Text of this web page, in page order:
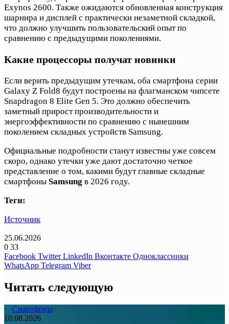
Exynos 2600. Также ожидаются обновленная конструкция
шарнира и дисплей с практически незаметной складкой,
что должно улучшить пользовательский опыт по
сравнению с предыдущими поколениями.
Какие процессоры получат новинки
Если верить предыдущим утечкам, оба смартфона серии
Galaxy Z Fold8 будут построены на флагманском чипсете
Snapdragon 8 Elite Gen 5. Это должно обеспечить
заметный прирост производительности и
энергоэффективности по сравнению с нынешним
поколением складных устройств Samsung.
Официальные подробности станут известны уже совсем
скоро, однако утечки уже дают достаточно четкое
представление о том, какими будут главные складные
смартфоны Samsung в 2026 году.
Теги:
Источник
25.06.2026
0 33
Facebook Twitter LinkedIn Вконтакте Одноклассники
WhatsApp Telegram Viber
Читать следующую
Смартфоны
10.08.2026